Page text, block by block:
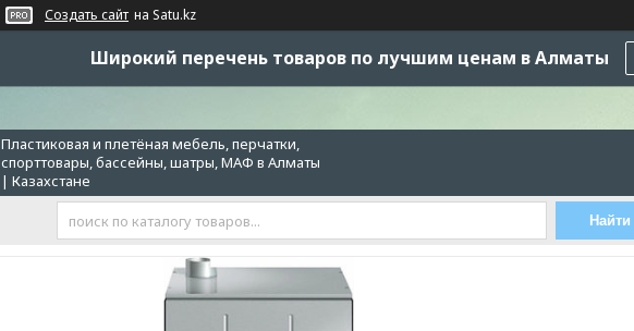
Создать сайт на Satu.kz
Широкий перечень товаров по лучшим ценам в Алматы
Пластиковая и плетёная мебель, перчатки,
спорттовары, бассейны, шатры, МАФ в Алматы
| Казахстане
Найти